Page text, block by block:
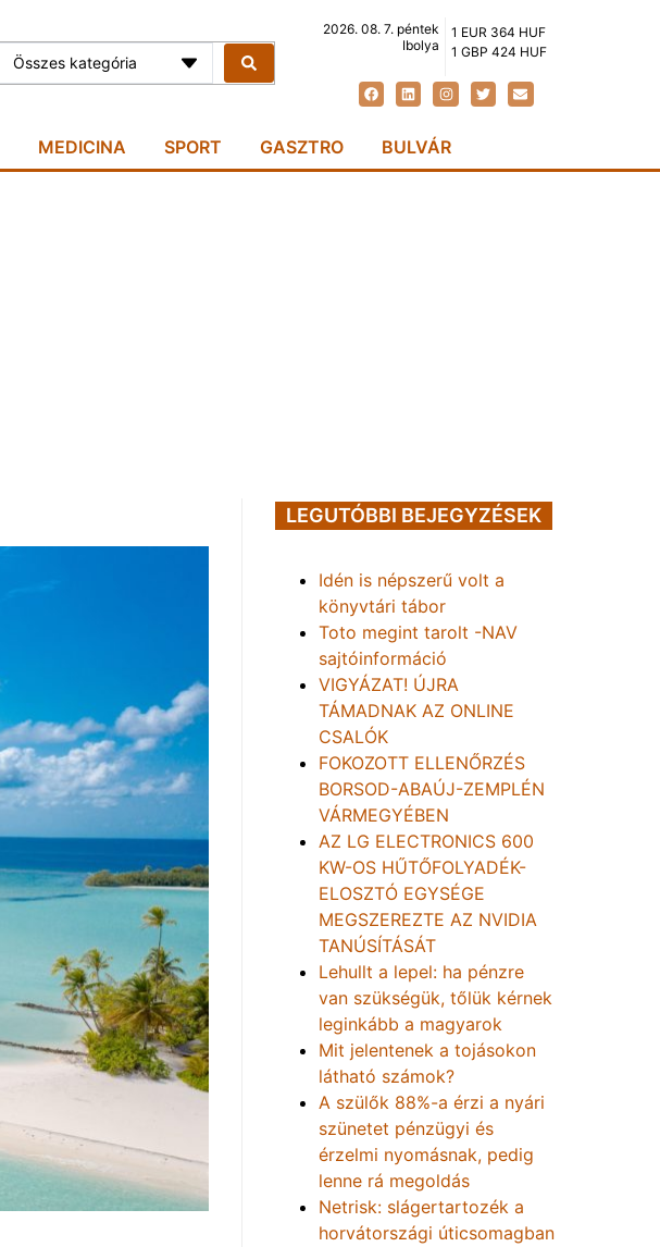
Összes kategória
2026. 08. 7. péntek
Ibolya
1 EUR 364 HUF
1 GBP 424 HUF
MEDICINA SPORT GASZTRO BULVÁR
LEGUTÓBBI BEJEGYZÉSEK
Idén is népszerű volt a
könyvtári tábor
Toto megint tarolt -NAV
sajtóinformáció
VIGYÁZAT! ÚJRA
TÁMADNAK AZ ONLINE
CSALÓK
FOKOZOTT ELLENŐRZÉS
BORSOD-ABAÚJ-ZEMPLÉN
VÁRMEGYÉBEN
AZ LG ELECTRONICS 600
KW-OS HŰTŐFOLYADÉK-
ELOSZTÓ EGYSÉGE
MEGSZEREZTE AZ NVIDIA
TANÚSÍTÁSÁT
Lehullt a lepel: ha pénzre
van szükségük, tőlük kérnek
leginkább a magyarok
Mit jelentenek a tojásokon
látható számok?
A szülők 88%-a érzi a nyári
szünetet pénzügyi és
érzelmi nyomásnak, pedig
lenne rá megoldás
Netrisk: slágertartozék a
horvátországi úticsomagban